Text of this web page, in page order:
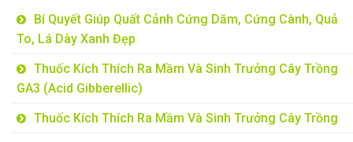
Bí Quyết Giúp Quất Cảnh Cứng Dăm, Cứng Cành, Quả
To, Lá Dày Xanh Đẹp
Thuốc Kích Thích Ra Mầm Và Sinh Trưởng Cây Trồng
GA3 (Acid Gibberellic)
Thuốc Kích Thích Ra Mầm Và Sinh Trưởng Cây Trồng